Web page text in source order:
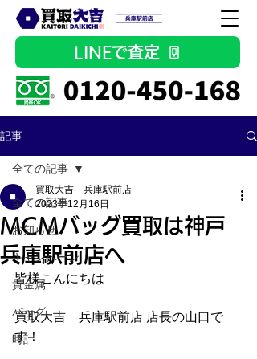
LINEで査定
記事
全ての記事
お知らせ
キャンペーン
貴金属
バッグ
時計
全ての記事
MCMバッグ買取は神戸
兵庫駅前店へ
買取大吉 兵庫駅前店
2023年12月16日
皆様こんにちは
買取大吉　兵庫駅前店 店長の山口で
す！